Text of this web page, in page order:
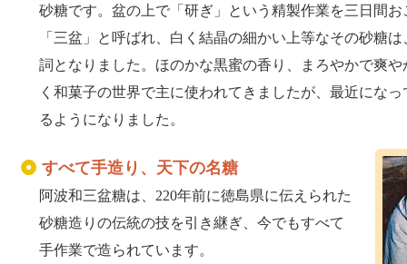
砂糖です。盆の上で「研ぎ」という精製作業を三日間
「三盆」と呼ばれ、白く結晶の細かい上等なその砂糖
詞となりました。ほのかな黒蜜の香り、まろやかで爽
く和菓子の世界で主に使われてきましたが、最近にな
るようになりました。
すべて手造り、天下の名糖
阿波和三盆糖は、220年前に徳島県に伝えられた
砂糖造りの伝統の技を引き継ぎ、今でもすべて
手作業で造られています。